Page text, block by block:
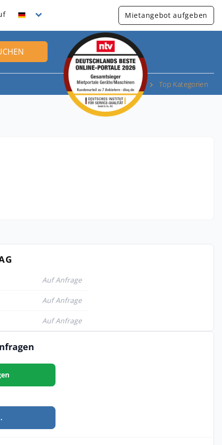
Mietangebot aufgeben
Top Kategorien
Auf Anfrage
Auf Anfrage
Auf Anfrage